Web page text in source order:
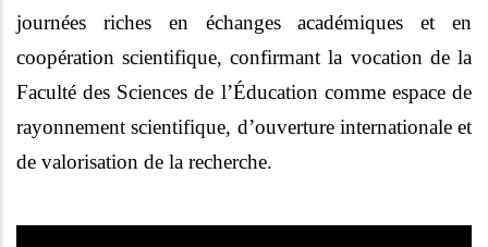
journées riches en échanges académiques et en
coopération scientifique, confirmant la vocation de la
Faculté des Sciences de l’Éducation comme espace de
rayonnement scientifique, d’ouverture internationale et
de valorisation de la recherche.